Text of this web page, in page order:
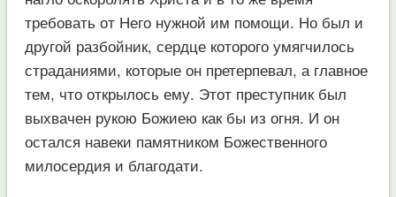
требовать от Него нужной им помощи. Но был и
другой разбойник, сердце которого умягчилось
страданиями, которые он претерпевал, а главное
тем, что открылось ему. Этот преступник был
выхвачен рукою Божиею как бы из огня. И он
остался навеки памятником Божественного
милосердия и благодати.